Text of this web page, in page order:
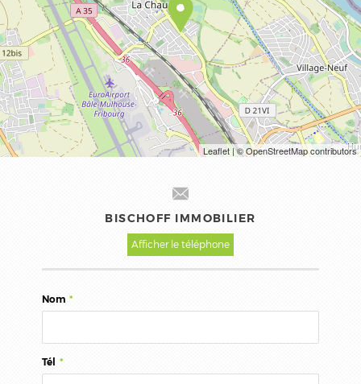
Leaflet | © OpenStreetMap contributors
BISCHOFF IMMOBILIER
Afficher le téléphone
Nom *
Tél *